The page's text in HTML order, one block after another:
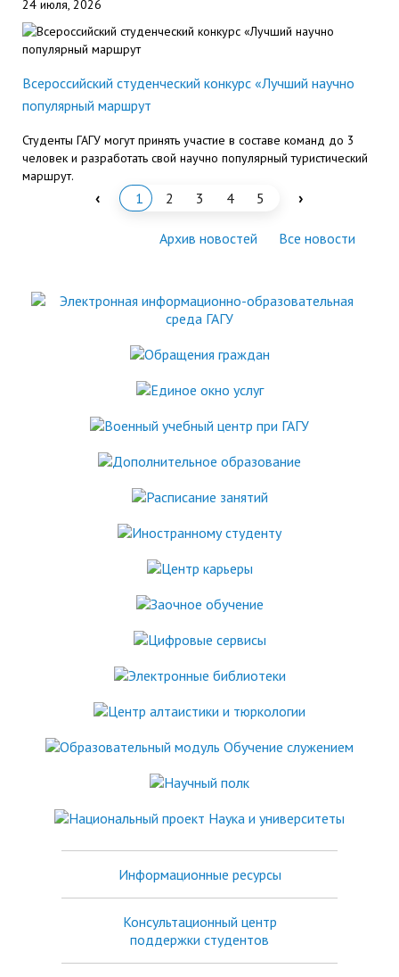
24 июля, 2026
Всероссийский студенческий конкурс «Лучший научно
популярный маршрут
Студенты ГАГУ могут принять участие в составе команд до 3
человек и разработать свой научно популярный туристический
маршрут.
‹ 1 2 3 4 5 ›
Архив новостей Все новости
Информационные ресурсы
Консультационный центр
поддержки студентов